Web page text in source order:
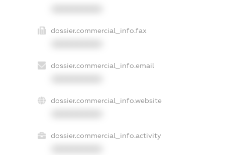
dossier.commercial_info.fax
dossier.commercial_info.email
dossier.commercial_info.website
dossier.commercial_info.activity